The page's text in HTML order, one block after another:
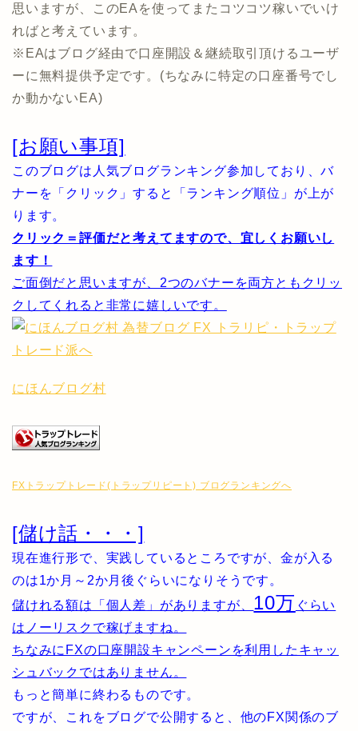
思いますが、このEAを使ってまたコツコツ稼いでいけ
ればと考えています。
※EAはブログ経由で口座開設＆継続取引頂けるユーザ
ーに無料提供予定です。(ちなみに特定の口座番号でし
か動かないEA)
[お願い事項]
このブログは人気ブログランキング参加しており、バ
ナーを「クリック」すると「ランキング順位」が上が
ります。
クリック＝評価だと考えてますので、宜しくお願いし
ます！
ご面倒だと思いますが、2つのバナーを両方ともクリッ
クしてくれると非常に嬉しいです。
にほんブログ村
FXトラップトレード(トラップリピート) ブログランキングへ
[儲け話・・・]
現在進行形で、実践しているところですが、金が入る
のは1か月～2か月後ぐらいになりそうです。
儲けれる額は「個人差」がありますが、 10万 ぐらい
はノーリスクで稼げますね。
ちなみにFXの口座開設キャンペーンを利用したキャッ
シュバックではありません。
もっと簡単に終わるものです。
ですが、これをブログで公開すると、他のFX関係のブ